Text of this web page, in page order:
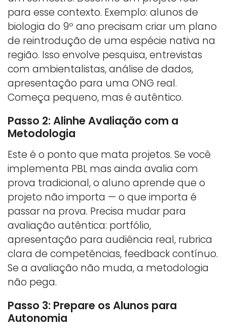
para esse contexto. Exemplo: alunos de
biologia do 9º ano precisam criar um plano
de reintrodução de uma espécie nativa na
região. Isso envolve pesquisa, entrevistas
com ambientalistas, análise de dados,
apresentação para uma ONG real.
Começa pequeno, mas é autêntico.
Passo 2: Alinhe Avaliação com a
Metodologia
Este é o ponto que mata projetos. Se você
implementa PBL mas ainda avalia com
prova tradicional, o aluno aprende que o
projeto não importa — o que importa é
passar na prova. Precisa mudar para
avaliação autêntica: portfólio,
apresentação para audiência real, rubrica
clara de competências, feedback contínuo.
Se a avaliação não muda, a metodologia
não pega.
Passo 3: Prepare os Alunos para
Autonomia